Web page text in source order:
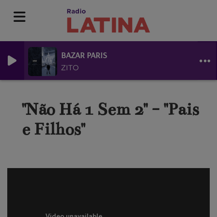
BAZAR PARIS
ZITO
"Não Há 1 Sem 2" - "Pais
e Filhos"